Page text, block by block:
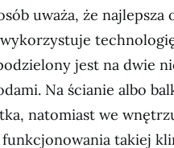
uważa, że
jest na dwie
Na ścianie albo
natomiast we
funkcjonowania takiej